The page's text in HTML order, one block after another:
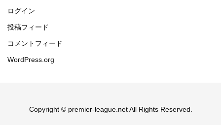
ログイン
投稿フィード
コメントフィード
WordPress.org
Copyright © premier-league.net All Rights Reserved.